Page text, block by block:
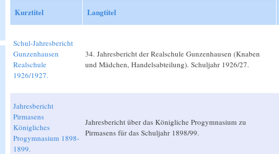
Kurztitel Langtitel
Schul-Jahresbericht
Gunzenhausen
Realschule
1926/1927.
34. Jahresbericht der Realschule Gunzenhausen (Knaben
und Mädchen, Handelsabteilung). Schuljahr 1926/27.
Jahresbericht
Pirmasens
Königliches
Progymnasium 1898-
1899.
Jahresbericht über das Königliche Progymnasium zu
Pirmasens für das Schuljahr 1898/99.